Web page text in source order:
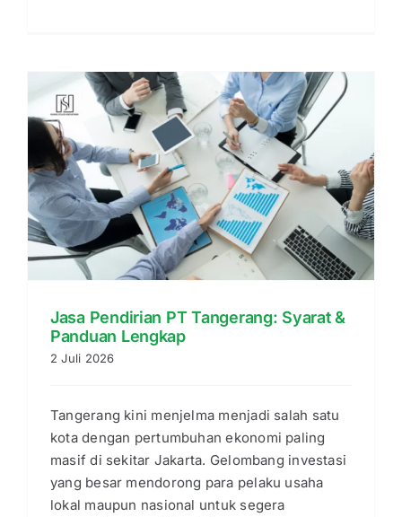
Jasa Pendirian PT Tangerang: Syarat &
Panduan Lengkap
2 Juli 2026
Tangerang kini menjelma menjadi salah satu
kota dengan pertumbuhan ekonomi paling
masif di sekitar Jakarta. Gelombang investasi
yang besar mendorong para pelaku usaha
lokal maupun nasional untuk segera